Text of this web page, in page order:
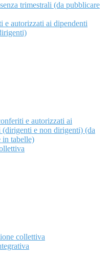
trimestrali (da pubblicare
e autorizzati ai dipendenti
e autorizzati ai
(dirigenti e non dirigenti) (da
in tabelle)
collettiva